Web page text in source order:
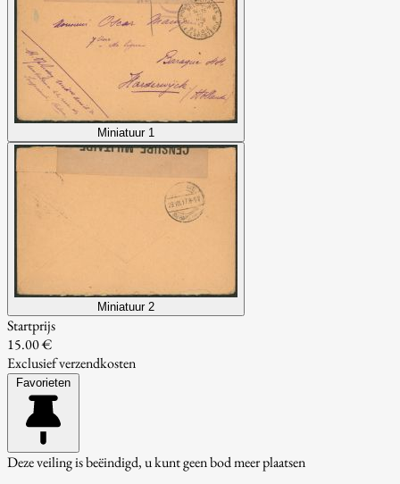
Miniatuur 1
Miniatuur 2
Startprijs
15.00 €
Exclusief verzendkosten
Favorieten
Deze veiling is beëindigd, u kunt geen bod meer plaatsen